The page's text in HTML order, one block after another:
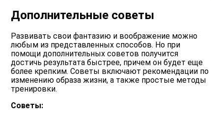
Дополнительные советы
Развивать свои фантазию и воображение можно
любым из представленных способов. Но при
помощи дополнительных советов получится
достичь результата быстрее, причем он будет еще
более крепким. Советы включают рекомендации по
изменению образа жизни, а также простые методы
тренировки.
Советы: